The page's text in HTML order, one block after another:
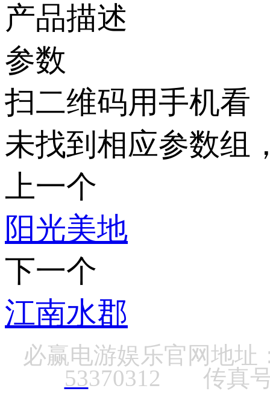
产品描述
参数
扫二维码用手机看
未找到相应参数组
上一个
阳光美地
下一个
江南水郡
必赢电游娱乐官网地址
53370312
传真